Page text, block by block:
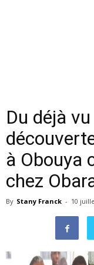
Du déjà
à Obouya
chez
By Stany Franck - 10